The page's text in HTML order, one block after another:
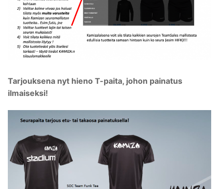
Tarjouksena nyt hieno T-paita, johon painatus
ilmaiseksi!